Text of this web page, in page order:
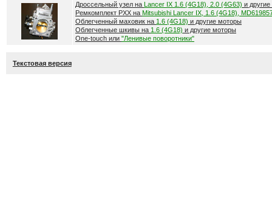
Дроссельный узел на Lancer IX 1.6 (4G18), 2.0 (4G63) и
Ремкомплект РХХ на Mitsubishi Lancer IX, 1.6 (4G18),
Облегченный маховик на 1.6 (4G18) и другие моторы
Облегченные шкивы на 1.6 (4G18) и другие моторы
One-touch или "Ленивые поворотники"
Текстовая версия